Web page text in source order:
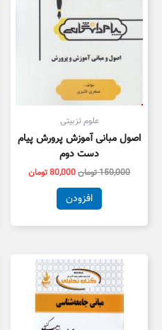
علوم تزبیتی
اصول مبانی آموزش پرورش پیام
دست دوم
150,000تومان80,000تومان
افزودن